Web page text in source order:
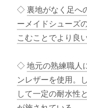
◇ 裏地がなく足へ
ーメイドシューズ
こむことでより良
◇ 地元の熟練職人
ンレザーを使用。
して一定の耐水性